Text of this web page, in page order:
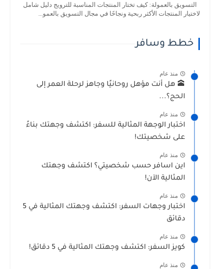
التسويق بالعمولة: كيف تختار المنتجات المناسبة للترويج دليل شامل
لاختيار المنتجات الأكثر ربحية ونجاحًا في مجال التسويق بالعمو...
خطط وسافر
منذ عام
🕋 هل أنت مؤهل روحانيًا وجاهز لرحلة العمر إلى
الحج؟...
منذ عام
اختبار الوجهة المثالية للسفر: اكتشف وجهتك بناءً
على شخصيتك!
منذ عام
اين اسافر حسب شخصيتي؟ اكتشف وجهتك
المثالية الآن!
منذ عام
اختبار وجهات السفر: اكتشف وجهتك المثالية في 5
دقائق
منذ عام
كويز السفر: اكتشف وجهتك المثالية في 5 دقائق!
منذ عام